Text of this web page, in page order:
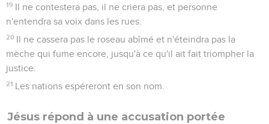
19 Il ne contestera pas, il ne criera pas, et personne
n'entendra sa voix dans les rues.
20 Il ne cassera pas le roseau abîmé et n'éteindra pas la
mèche qui fume encore, jusqu'à ce qu'il ait fait triompher la
justice.
21 Les nations espéreront en son nom.
Jésus répond à une accusation portée